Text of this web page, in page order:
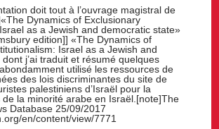
doit tout à l’ouvrage magistral de
Dynamics of Exclusionary
as a Jewish and democratic state»
edition]] «The Dynamics of
Israel as a Jewish and
j’ai traduit et résumé quelques
utilisé les ressources de
des lois discriminantes du site de
palestiniens d’Israël pour la
la minorité arabe en Israël.[note]The
Database 25/09/2017
en/content/view/7771